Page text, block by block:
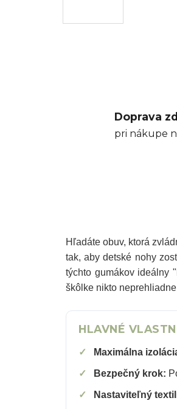
Doprava
pri nákupe
Hľadáte obuv, ktorá
tak, aby detské nohy
týchto gumákov ideálny
škôlke nikto
HLAVNÉ
✓ Maximálna
✓ Bezpečný krok:
✓ Nastaviteľný